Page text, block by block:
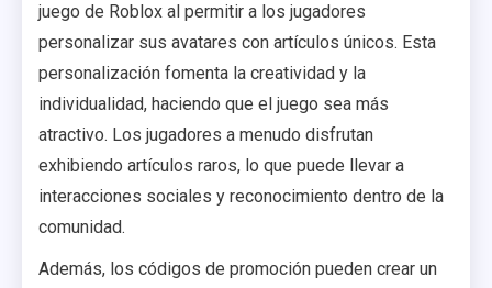
juego de Roblox al permitir a los jugadores
personalizar sus avatares con artículos únicos. Esta
personalización fomenta la creatividad y la
individualidad, haciendo que el juego sea más
atractivo. Los jugadores a menudo disfrutan
exhibiendo artículos raros, lo que puede llevar a
interacciones sociales y reconocimiento dentro de la
comunidad.
Además, los códigos de promoción pueden crear un